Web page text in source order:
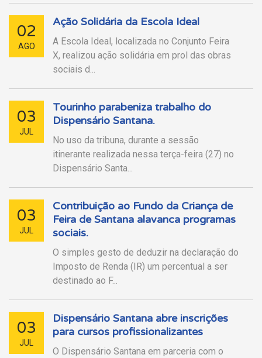
02
AGO
Ação Solidária da Escola Ideal
A Escola Ideal, localizada no Conjunto Feira
X, realizou ação solidária em prol das obras
sociais d...
03
JUL
Tourinho parabeniza trabalho do
Dispensário Santana.
No uso da tribuna, durante a sessão
itinerante realizada nessa terça-feira (27) no
Dispensário Santa...
03
JUL
Contribuição ao Fundo da Criança de
Feira de Santana alavanca programas
sociais.
O simples gesto de deduzir na declaração do
Imposto de Renda (IR) um percentual a ser
destinado ao F...
03
JUL
Dispensário Santana abre inscrições
para cursos profissionalizantes
O Dispensário Santana em parceria com o